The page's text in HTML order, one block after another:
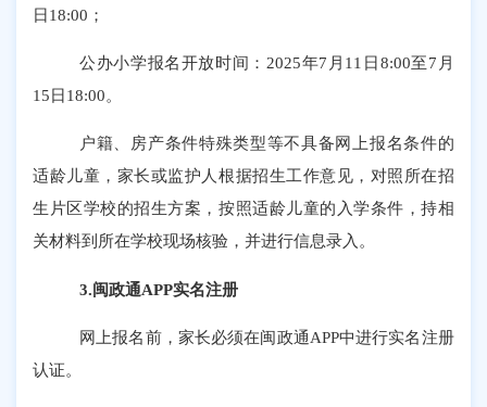
日18:00；
公办小学报名开放时间： 2025年7月11日8:00至7月
15日18:00。
户籍、房产条件特殊类型等不具备网上报名条件的
适龄儿童，家长或监护人根据招生工作意见，对照所在招
生片区学校的招生方案，按照适龄儿童的入学条件，持相
关材料到所在学校现场核验，并进行信息录入。
3.闽政通APP实名注册
网上报名前，家长必须在闽政通APP中进行实名注册
认证。